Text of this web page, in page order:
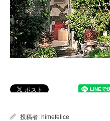
投稿者: himefelice